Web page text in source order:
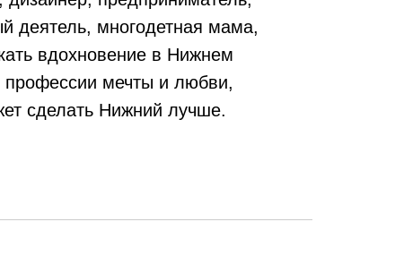
деятель, многодетная мама,
вдохновение в Нижнем
профессии мечты и любви,
сделать Нижний лучше.